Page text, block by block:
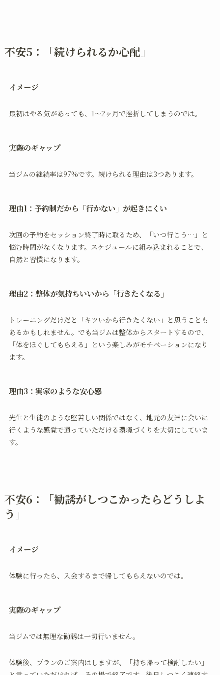
不安5：「続けられるか心配」
イメージ
最初はやる気があっても、1〜2ヶ月で挫折してしまうのでは。
実際のギャップ
当ジムの継続率は97%です。続けられる理由は3つあります。
理由1：予約制だから「行かない」が起きにくい
次回の予約をセッション終了時に取るため、「いつ行こう…」と
悩む時間がなくなります。スケジュールに組み込まれることで、
自然と習慣になります。
理由2：整体が気持ちいいから「行きたくなる」
トレーニングだけだと「キツいから行きたくない」と思うことも
あるかもしれません。でも当ジムは整体からスタートするので、
「体をほぐしてもらえる」という楽しみがモチベーションになり
ます。
理由3：実家のような安心感
先生と生徒のような堅苦しい関係ではなく、地元の友達に会いに
行くような感覚で通っていただける環境づくりを大切にしていま
す。
不安6：「勧誘がしつこかったらどうしよ
う」
イメージ
体験に行ったら、入会するまで帰してもらえないのでは。
実際のギャップ
当ジムでは無理な勧誘は一切行いません。
体験後、プランのご案内はしますが、「持ち帰って検討したい」